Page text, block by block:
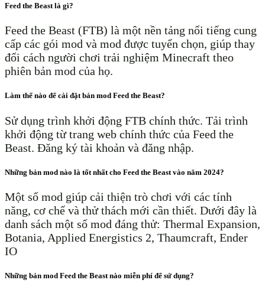
Feed the Beast là gì?
Feed the Beast (FTB) là một nền tảng nổi tiếng cung
cấp các gói mod và mod được tuyển chọn, giúp thay
đổi cách người chơi trải nghiệm Minecraft theo
phiên bản mod của họ.
Làm thế nào để cài đặt bản mod Feed the Beast?
Sử dụng trình khởi động FTB chính thức. Tải trình
khởi động từ trang web chính thức của Feed the
Beast. Đăng ký tài khoản và đăng nhập.
Những bản mod nào là tốt nhất cho Feed the Beast vào năm 2024?
Một số mod giúp cải thiện trò chơi với các tính
năng, cơ chế và thử thách mới cần thiết. Dưới đây là
danh sách một số mod đáng thử: Thermal Expansion,
Botania, Applied Energistics 2, Thaumcraft, Ender
IO
Những bản mod Feed the Beast nào miễn phí để sử dụng?